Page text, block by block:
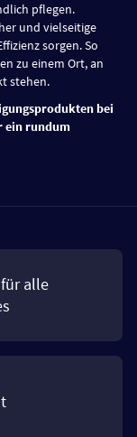
pflegen.
und vielseitige
sorgen. So
zu einem Ort, an
stehen.
bei
ein rundum
alle